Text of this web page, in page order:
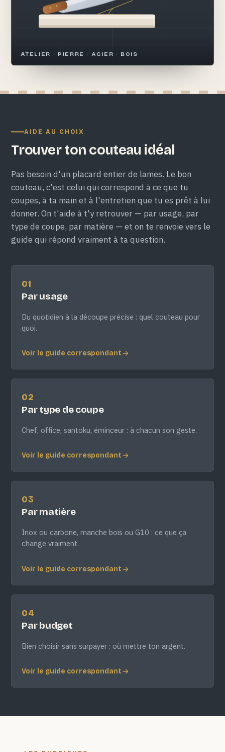
ATELIER · PIERRE · ACIER · BOIS
AIDE AU CHOIX
Trouver ton couteau idéal
Pas besoin d'un placard entier de lames. Le bon
couteau, c'est celui qui correspond à ce que tu
coupes, à ta main et à l'entretien que tu es prêt à lui
donner. On t'aide à t'y retrouver — par usage, par
type de coupe, par matière — et on te renvoie vers le
guide qui répond vraiment à ta question.
01
Par usage
Du quotidien à la découpe précise : quel couteau pour
quoi.
Voir le guide correspondant
02
Par type de coupe
Chef, office, santoku, éminceur : à chacun son geste.
Voir le guide correspondant
03
Par matière
Inox ou carbone, manche bois ou G10 : ce que ça
change vraiment.
Voir le guide correspondant
04
Par budget
Bien choisir sans surpayer : où mettre ton argent.
Voir le guide correspondant